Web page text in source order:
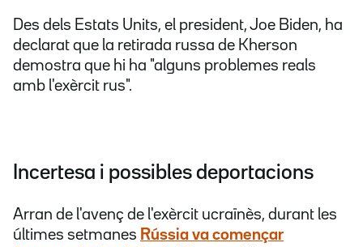
Des dels Estats Units, el president, Joe Biden, ha
declarat que la retirada russa de Kherson
demostra que hi ha "alguns problemes reals
amb l'exèrcit rus".
Incertesa i possibles deportacions
Arran de l'avenç de l'exèrcit ucraïnès, durant les
últimes setmanes Rússia va començar